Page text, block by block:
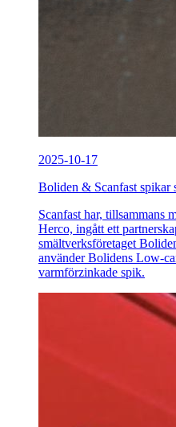
2025-10-17
Boliden & Scanfast spikar
Scanfast har, tillsammans
Herco, ingått ett
smältverksföretaget
använder Bolidens Low-
varmförzinkade spik.